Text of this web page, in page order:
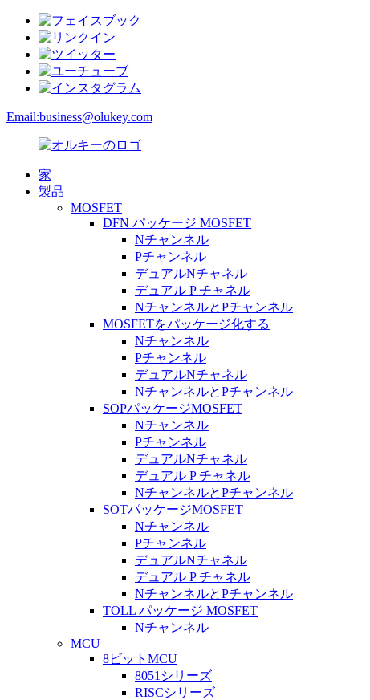
Email:business@olukey.com
家
製品
MOSFET
DFN パッケージ MOSFET
Nチャンネル
Pチャンネル
デュアルNチャネル
デュアル P チャネル
NチャンネルとPチャンネル
MOSFETをパッケージ化する
Nチャンネル
Pチャンネル
デュアルNチャネル
NチャンネルとPチャンネル
SOPパッケージMOSFET
Nチャンネル
Pチャンネル
デュアルNチャネル
デュアル P チャネル
NチャンネルとPチャンネル
SOTパッケージMOSFET
Nチャンネル
Pチャンネル
デュアルNチャネル
デュアル P チャネル
NチャンネルとPチャンネル
TOLL パッケージ MOSFET
Nチャンネル
MCU
8ビットMCU
8051シリーズ
RISCシリーズ